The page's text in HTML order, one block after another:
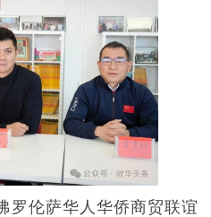
伦萨华人华侨商贸联谊